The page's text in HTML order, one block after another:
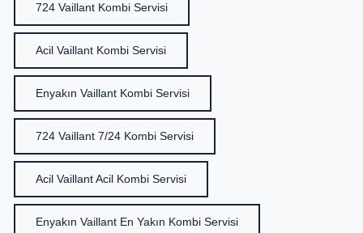
724 Vaillant Kombi Servisi
Acil Vaillant Kombi Servisi
Enyakın Vaillant Kombi Servisi
724 Vaillant 7/24 Kombi Servisi
Acil Vaillant Acil Kombi Servisi
Enyakın Vaillant En Yakın Kombi Servisi